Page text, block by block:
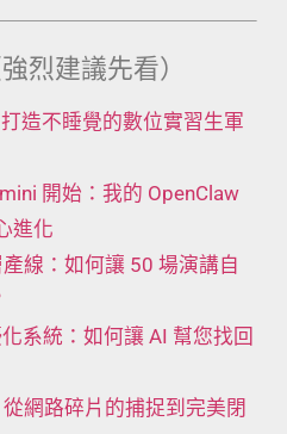
烈建議先看）
造不睡覺的數位實習生軍
開始：我的 OpenClaw
進化
線：如何讓 50 場演講自
系統：如何讓 AI 幫您找回
網路碎片的捕捉到完美閉